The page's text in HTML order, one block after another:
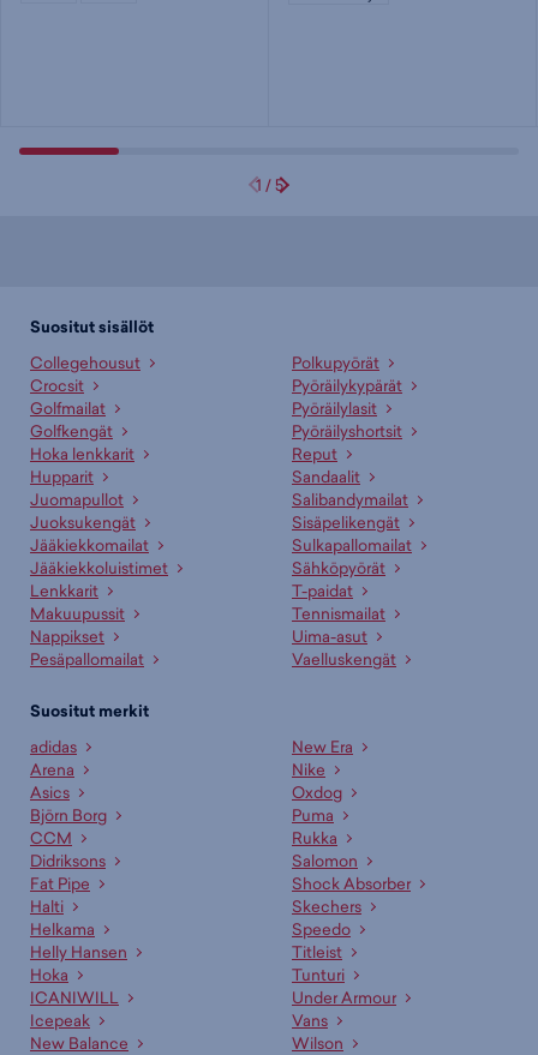
1 /5
Suositut sisällöt
Collegehousut
Crocsit
Golfmailat
Golfkengät
Hoka lenkkarit
Hupparit
Juomapullot
Juoksukengät
Jääkiekkomailat
Jääkiekkoluistimet
Lenkkarit
Makuupussit
Nappikset
Pesäpallomailat
Polkupyörät
Pyöräilykypärät
Pyöräilylasit
Pyöräilyshortsit
Reput
Sandaalit
Salibandymailat
Sisäpelikengät
Sulkapallomailat
Sähköpyörät
T-paidat
Tennismailat
Uima-asut
Vaelluskengät
Suositut merkit
adidas
Arena
Asics
Björn Borg
CCM
Didriksons
Fat Pipe
Halti
Helkama
Helly Hansen
Hoka
ICANIWILL
Icepeak
New Balance
New Era
Nike
Oxdog
Puma
Rukka
Salomon
Shock Absorber
Skechers
Speedo
Titleist
Tunturi
Under Armour
Vans
Wilson